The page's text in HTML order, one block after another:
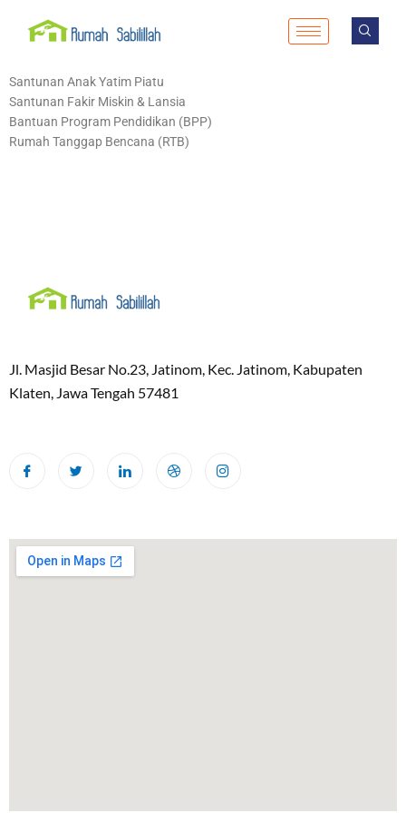
Santunan Anak Yatim Piatu
Santunan Fakir Miskin & Lansia
Bantuan Program Pendidikan (BPP)
Rumah Tanggap Bencana (RTB)
Jl. Masjid Besar No.23, Jatinom, Kec. Jatinom, Kabupaten
Klaten, Jawa Tengah 57481